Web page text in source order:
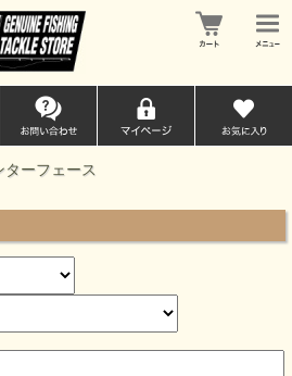
ターフェース